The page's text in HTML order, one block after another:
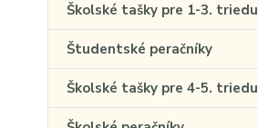
Školské tašky pre 1-3. triedu
Študentské peračníky
Školské tašky pre 4-5. triedu